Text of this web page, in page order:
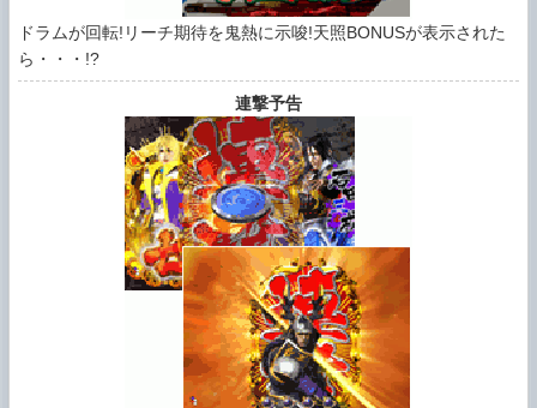
ドラムが回転!リーチ期待を鬼熱に示唆!天照BONUSが表示された
ら・・・!?
連撃予告